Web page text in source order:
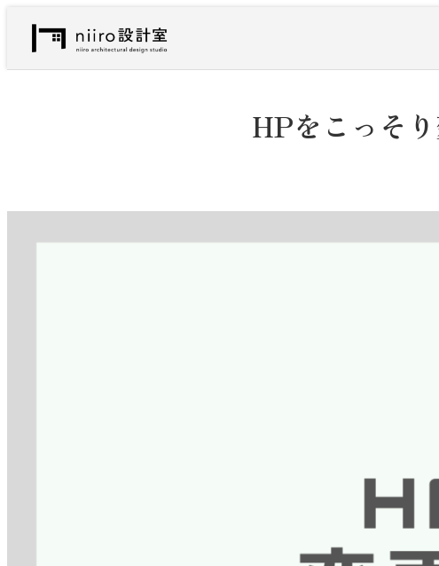
HPをこっそ